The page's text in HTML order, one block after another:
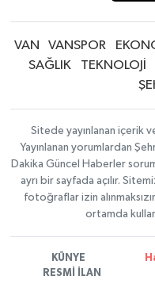
VAN VANSPOR
SAĞLIK
TEKNOLOJİ
Sitede yayınlanan içerik
Yayınlanan yorumlardan
Dakika Güncel Haberler
ayrı bir sayfada açılır.
fotoğraflar izin
ortamda
KÜNYE
RESMİ İLAN